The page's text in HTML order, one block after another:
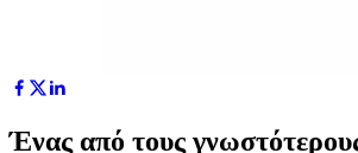
Ένας από τους